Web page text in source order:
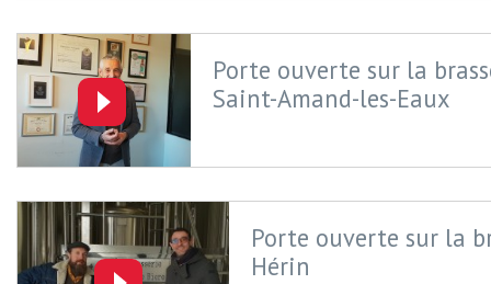
Porte ouverte sur la
Saint-Amand-les-Eaux
Porte ouverte sur la
Hérin